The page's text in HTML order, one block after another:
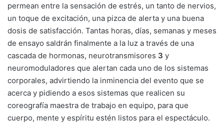
permean entre la sensación de estrés, un tanto de nervios,
un toque de excitación, una pizca de alerta y una buena
dosis de satisfacción. Tantas horas, días, semanas y meses
de ensayo saldrán finalmente a la luz a través de una
cascada de hormonas, neurotransmisores 3 y
neuromoduladores que alertan cada uno de los sistemas
corporales, advirtiendo la inminencia del evento que se
acerca y pidiendo a esos sistemas que realicen su
coreografía maestra de trabajo en equipo, para que
cuerpo, mente y espíritu estén listos para el espectáculo.